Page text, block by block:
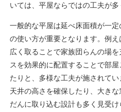
いては、平屋ならではの工夫が多
一般的な平屋は延べ床面積が一
の使い方が重要となります。例
広く取ることで家族団らんの場
スを効果的に配置することで部
たりと、多様な工夫が施されて
天井の高さを確保したり、大き
だんに取り込む設計も多く見受